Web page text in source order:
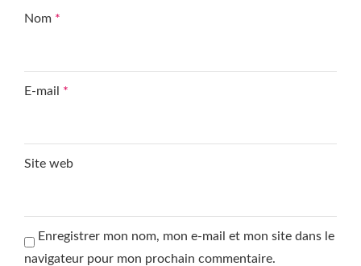
Nom *
E-mail *
Site web
Enregistrer mon nom, mon e-mail et mon site dans le
navigateur pour mon prochain commentaire.